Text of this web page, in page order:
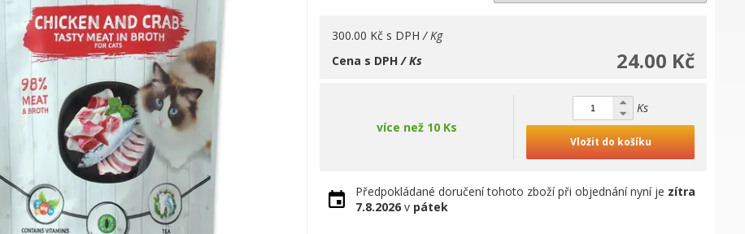
300.00 Kč s DPH / Kg
24.00 Kč
Cena s DPH/ Ks
více než 10 Ks
Ks
Vložit do košíku
Předpokládané doručení tohoto zboží při objednání nyní je zítra
7.8.2026 v pátek